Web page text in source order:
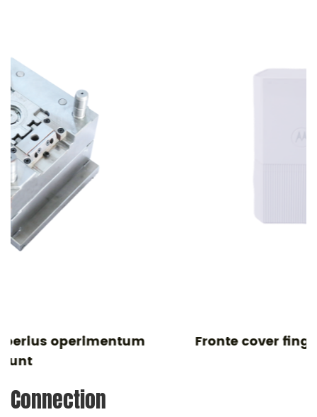
Fronte cover fingunt iter itineris
Connection